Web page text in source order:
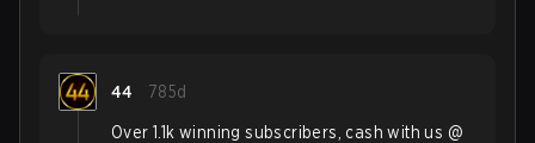
44 785d
Over 1.1k winning subscribers, cash with us @